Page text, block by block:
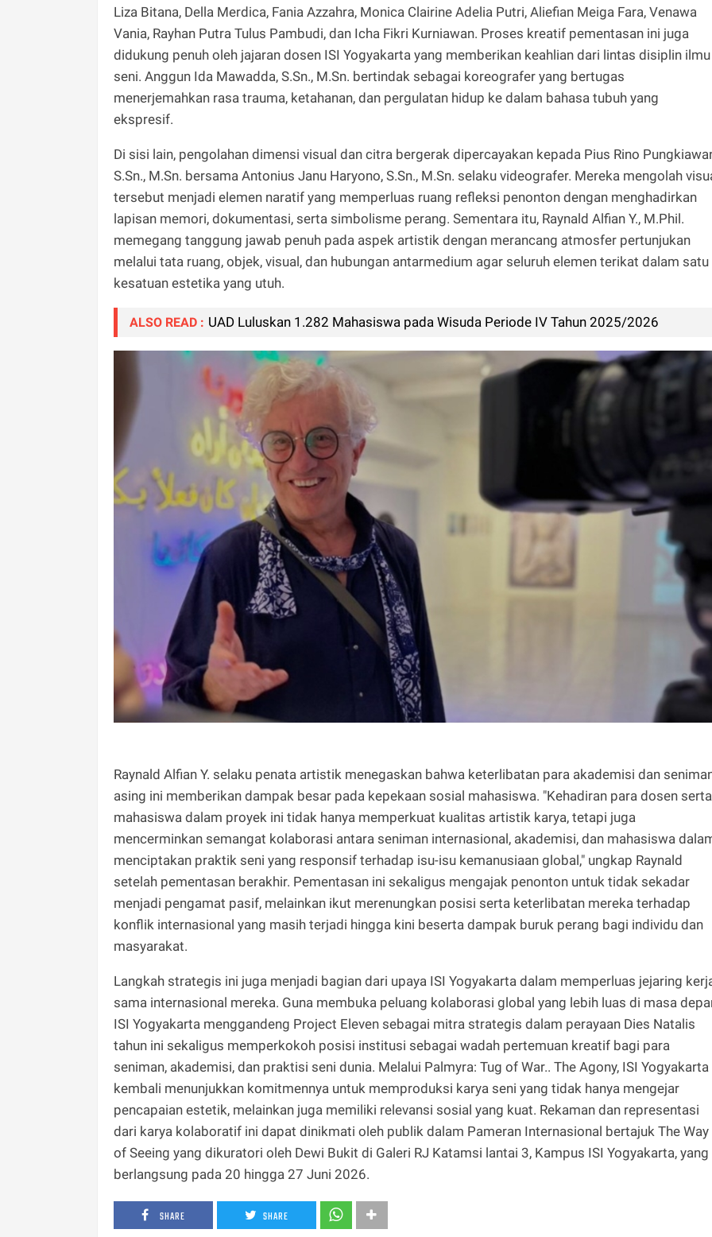
Liza Bitana, Della Merdica, Fania Azzahra, Monica Clairine Adelia Putri, Aliefian Meiga Fara, Venawa
Vania, Rayhan Putra Tulus Pambudi, dan Icha Fikri Kurniawan. Proses kreatif pementasan ini juga
didukung penuh oleh jajaran dosen ISI Yogyakarta yang memberikan keahlian dari lintas disiplin ilmu
seni. Anggun Ida Mawadda, S.Sn., M.Sn. bertindak sebagai koreografer yang bertugas
menerjemahkan rasa trauma, ketahanan, dan pergulatan hidup ke dalam bahasa tubuh yang
ekspresif.
​Di sisi lain, pengolahan dimensi visual dan citra bergerak dipercayakan kepada Pius Rino
S.Sn., M.Sn. bersama Antonius Janu Haryono, S.Sn., M.Sn. selaku videografer. Mereka mengolah
tersebut menjadi elemen naratif yang memperluas ruang refleksi penonton dengan menghadirkan
lapisan memori, dokumentasi, serta simbolisme perang. Sementara itu, Raynald Alfian Y., M.Phil.
memegang tanggung jawab penuh pada aspek artistik dengan merancang atmosfer pertunjukan
melalui tata ruang, objek, visual, dan hubungan antarmedium agar seluruh elemen terikat dalam satu
kesatuan estetika yang utuh.
ALSO READ : UAD Luluskan 1.282 Mahasiswa pada Wisuda Periode IV Tahun 2025/2026
​Raynald Alfian Y. selaku penata artistik menegaskan bahwa keterlibatan para akademisi dan
asing ini memberikan dampak besar pada kepekaan sosial mahasiswa. "Kehadiran para dosen serta
mahasiswa dalam proyek ini tidak hanya memperkuat kualitas artistik karya, tetapi juga
mencerminkan semangat kolaborasi antara seniman internasional, akademisi, dan mahasiswa
menciptakan praktik seni yang responsif terhadap isu-isu kemanusiaan global," ungkap Raynald
setelah pementasan berakhir. Pementasan ini sekaligus mengajak penonton untuk tidak sekadar
menjadi pengamat pasif, melainkan ikut merenungkan posisi serta keterlibatan mereka terhadap
konflik internasional yang masih terjadi hingga kini beserta dampak buruk perang bagi individu dan
masyarakat.
​Langkah strategis ini juga menjadi bagian dari upaya ISI Yogyakarta dalam memperluas jejaring
sama internasional mereka. Guna membuka peluang kolaborasi global yang lebih luas di masa
ISI Yogyakarta menggandeng Project Eleven sebagai mitra strategis dalam perayaan Dies Natalis
tahun ini sekaligus memperkokoh posisi institusi sebagai wadah pertemuan kreatif bagi para
seniman, akademisi, dan praktisi seni dunia. Melalui Palmyra: Tug of War.. The Agony, ISI Yogyakarta
kembali menunjukkan komitmennya untuk memproduksi karya seni yang tidak hanya mengejar
pencapaian estetik, melainkan juga memiliki relevansi sosial yang kuat. Rekaman dan representasi
dari karya kolaboratif ini dapat dinikmati oleh publik dalam Pameran Internasional bertajuk The Way
of Seeing yang dikuratori oleh Dewi Bukit di Galeri RJ Katamsi lantai 3, Kampus ISI Yogyakarta, yang
berlangsung pada 20 hingga 27 Juni 2026.
SHARE SHARE